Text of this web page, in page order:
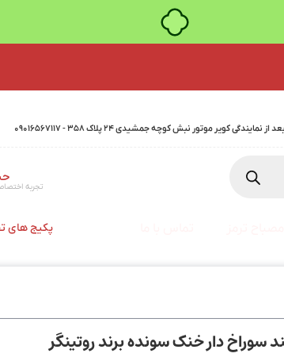
کویر موتور نبش کوچه جمشیدی 24 پلاک 358 - 09016567117
تجربه
پکیج های
سوراخ دار خنک سونده برند روتینگر